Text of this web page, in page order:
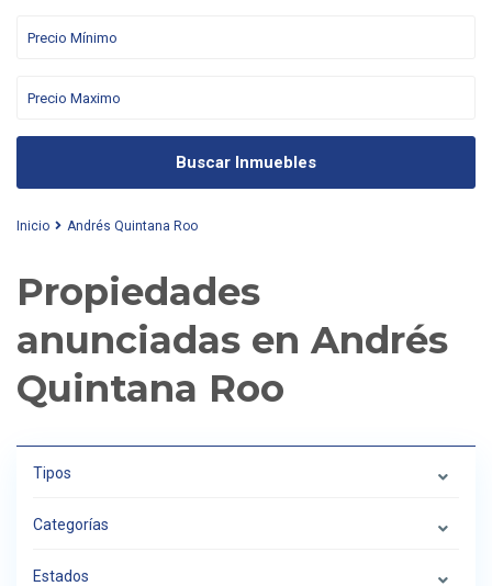
Buscar Inmuebles
Inicio Andrés Quintana Roo
Propiedades
anunciadas en Andrés
Quintana Roo
Tipos
Categorías
Estados